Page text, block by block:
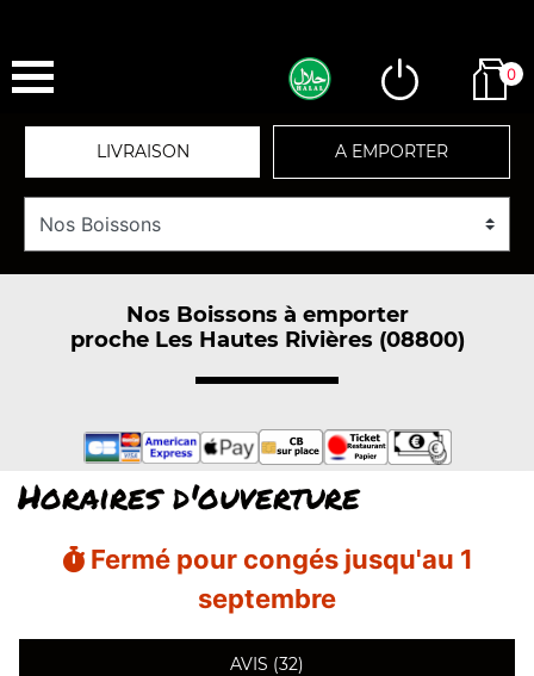
0
LIVRAISON A EMPORTER
Nos Boissons à emporter
proche Les Hautes Rivières (08800)
Horaires d'ouverture
Fermé pour congés jusqu'au 1
septembre
AVIS (32)